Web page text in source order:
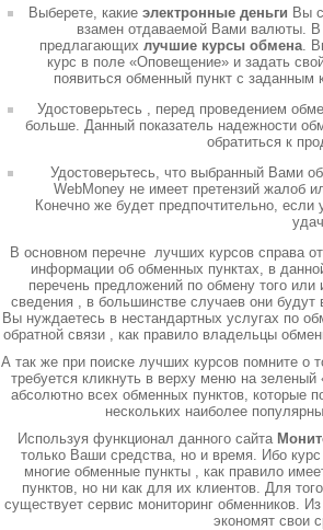
Выберете, какие электронные деньги Вы
взамен отдаваемой Вами валюты. В
предлагающих лучшие курсы обмена.
курс в поле «Оповещение» и задать
появиться обменный пункт с
Удостоверьтесь , перед проведением
больше. Данный показатель надежности
обратиться к
Удостоверьтесь, что выбранный Вами
WebMoney не имеет претензий жалоб
Конечно же будет предпочтительно,
В основном перечне лучших курсов справа
информации об обменных пунктах, в
перечень предложений по обмену того или
сведения , в большинстве случаев они
Вы нуждаетесь в нестандартных услугах по
обратной связи , как правило владельцы
А так же при поиске лучших курсов помните
требуется кликнуть в верху меню на зеленый
абсолютно всех обменных пунктов, которые
нескольких наиболее
Используя функционал данного сайта
только Ваши средства, но и время. Ибо курс
многие обменные пункты , как правило
пунктов, но ни как для их клиентов. Для
существует сервис мониторинг обменников.
экономят свои